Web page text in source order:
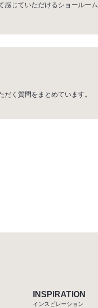
感じていただけるショールーム
く質問をまとめています。
INSPIRATION
インスピレーション